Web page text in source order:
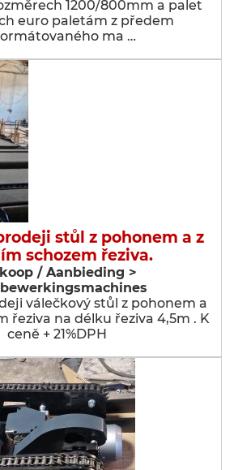
1200/800mm a palet
euro paletám z předem
ma …
stůl z pohonem a z
schozem řeziva.
/ Aanbieding >
válečkový stůl z pohonem a
řeziva na délku řeziva 4,5m . K
ceně + 21%DPH